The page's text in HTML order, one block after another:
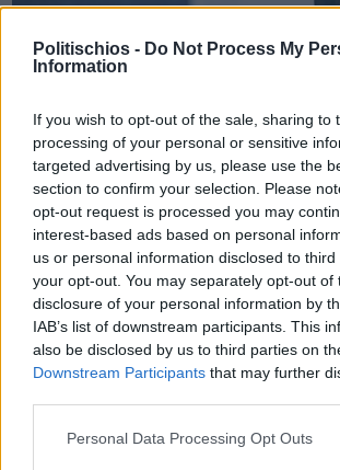
Politischios - Do Not Process My
Information
If you wish to opt-out of the sale, sharing to
processing of your personal or sensitive
targeted advertising by us, please use the
section to confirm your selection. Please
opt-out request is processed you may
interest-based ads based on personal
us or personal information disclosed to
your opt-out. You may separately opt-out of
disclosure of your personal information by
IAB’s list of downstream participants. This
also be disclosed by us to third parties on
Downstream Participants that may further
Personal Data Processing Opt Outs
σύνορα, πρέπει να μειωθούν οι